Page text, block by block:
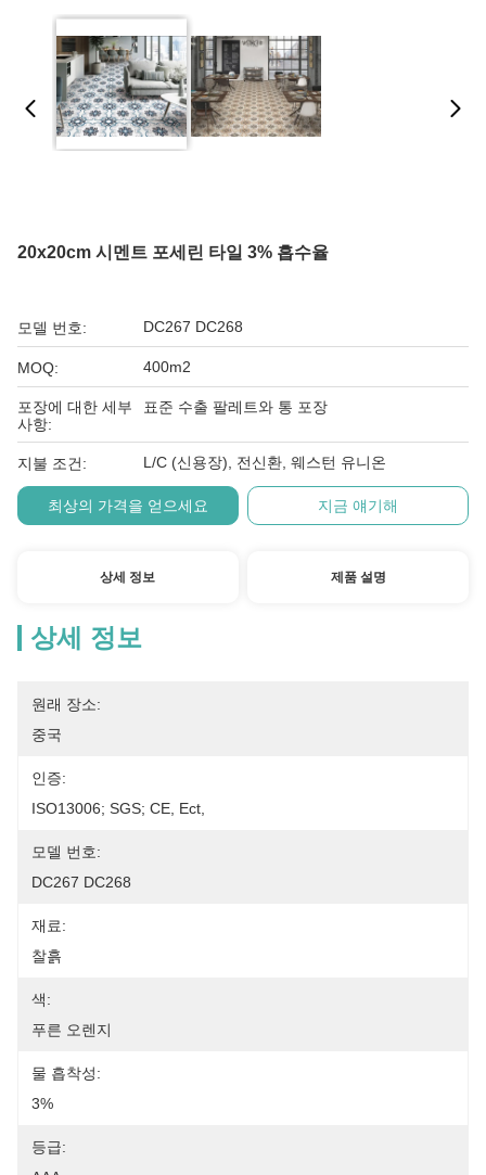
20x20cm 시멘트 포세린 타일 3% 흡수율
모델 번호: DC267 DC268
MOQ: 400m2
포장에 대한 세부
사항:
표준 수출 팔레트와 통 포장
지불 조건: L/C (신용장), 전신환, 웨스턴 유니온
최상의 가격을 얻으세요 지금 얘기해
상세 정보 제품 설명
상세 정보
원래 장소:
중국
인증:
ISO13006; SGS; CE, Ect,
모델 번호:
DC267 DC268
재료:
찰흙
색:
푸른 오렌지
물 흡착성:
3%
등급: